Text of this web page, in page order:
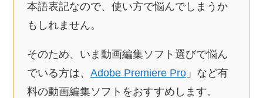
本語表記なので、使い方で悩んでしまうか
もしれません。
そのため、いま動画編集ソフト選びで悩ん
でいる方は、 Adobe Premiere Pro」など有
料の動画編集ソフトをおすすめします。